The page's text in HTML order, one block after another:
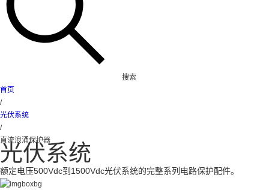
搜索
首页
/
光伏系统
/
直流浪涌保护器
光伏系统
额定电压500Vdc到1500Vdc光伏系统的完整系列电路保护配件。